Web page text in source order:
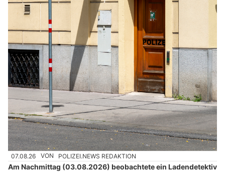
07.08.26 VON POLIZEI.NEWS REDAKTION
Am Nachmittag (03.08.2026) beobachtete ein Ladendetektiv